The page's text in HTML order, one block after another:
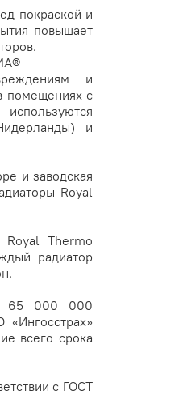
покраской и
повышает
и
помещениях с
и
и заводская
Royal
Royal Thermo
радиатор
65 000 000
всего срока
с ГОСТ